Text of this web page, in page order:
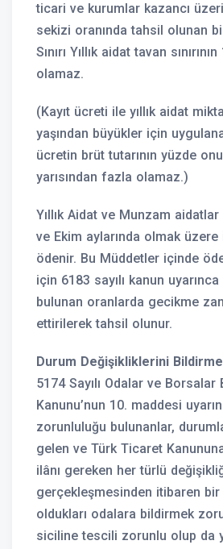
ticari ve kurumlar kazancı
sekizi oranında tahsil olunan
Sınırı Yıllık aidat tavan
olamaz.
(Kayıt ücreti ile yıllık aidat
yaşından büyükler için
ücretin brüt tutarının yüzde
yarısından fazla olamaz.)
Yıllık Aidat ve Munzam aidatlar
ve Ekim aylarında olmak
ödenir. Bu Müddetler içinde
için 6183 sayılı kanun
bulunan oranlarda gecikme
ettirilerek tahsil olunur.
Durum Değişikliklerini
5174 Sayılı Odalar ve Borsalar
Kanunu’nun 10. maddesi
zorunluluğu bulunanlar,
gelen ve Türk Ticaret
ilânı gereken her türlü
gerçekleşmesinden itibaren bir
oldukları odalara bildirmek
siciline tescili zorunlu olup da